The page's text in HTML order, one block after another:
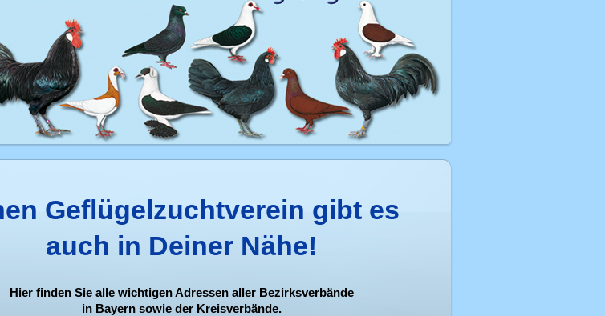
Geflügelzuchtverein gibt es
auch in Deiner Nähe!
Hier finden Sie alle wichtigen Adressen aller Bezirksverbände
in Bayern sowie der Kreisverbände.